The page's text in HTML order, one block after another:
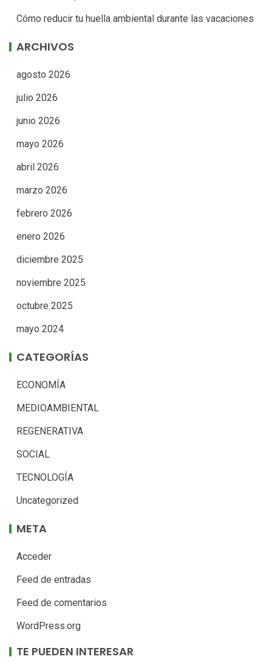
Cómo reducir tu huella ambiental durante las vacaciones
ARCHIVOS
agosto 2026
julio 2026
junio 2026
mayo 2026
abril 2026
marzo 2026
febrero 2026
enero 2026
diciembre 2025
noviembre 2025
octubre 2025
mayo 2024
CATEGORÍAS
ECONOMÍA
MEDIOAMBIENTAL
REGENERATIVA
SOCIAL
TECNOLOGÍA
Uncategorized
META
Acceder
Feed de entradas
Feed de comentarios
WordPress.org
TE PUEDEN INTERESAR